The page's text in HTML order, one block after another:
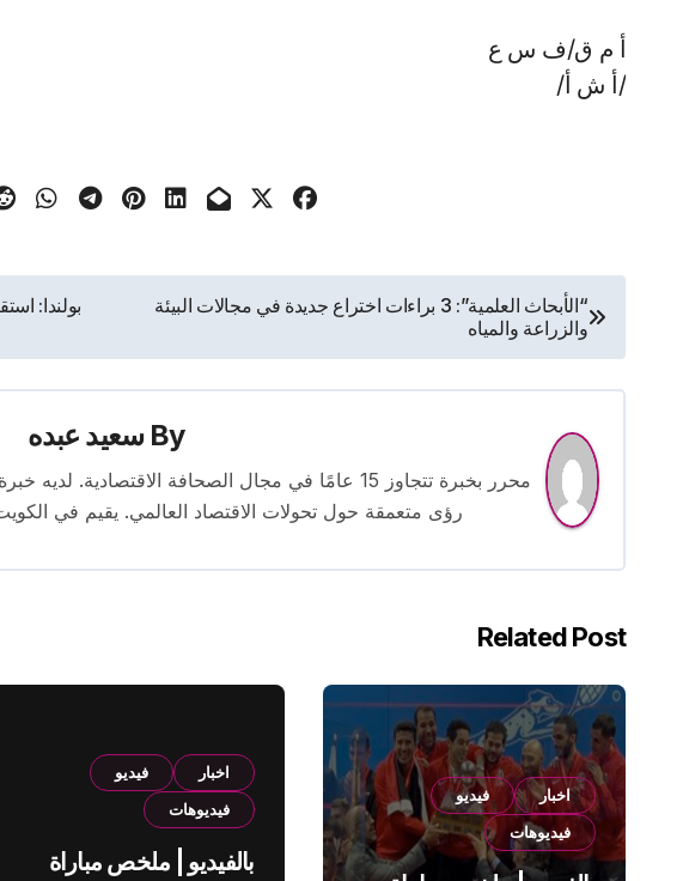
أ م ق/ف س ع
/أ ش أ/
تصفّح
المقالات
“الأبحاث العلمية”: 3 براءات اختراع جديدة في مجالات البيئة
والزراعة والمياه
By سعيد عبده
محرر بخبرة تتجاوز 15 عامًا في مجال الصحافة
رؤى متعمقة حول تحولات الاقتصاد العالمي. يقيم في
Related Post
اخبار
فيديو
فيديوهات
اخبار
فيديو
فيديوهات
بالفيديو | ملخص مباراة